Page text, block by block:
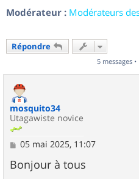
Modérateur : Modérateurs
Répondre
5 messages •
mosquito34
Utagawiste novice
M
s
s
05 mai 2025, 11:07
Bonjour à tous